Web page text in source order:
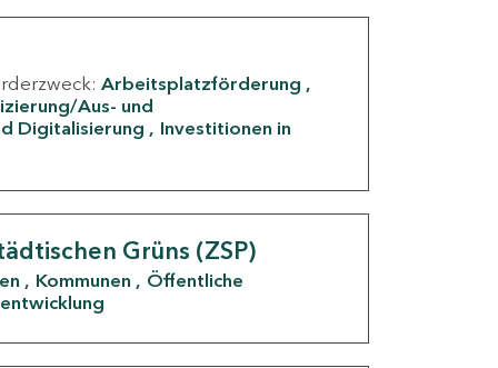
Arbeitsplatzförderung
Aus- und
Digitalisierung
Investitionen in
Grüns (ZSP)
Kommunen
Öffentliche